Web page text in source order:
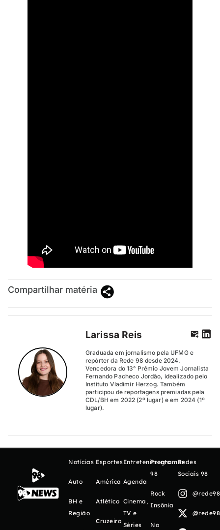
Compartilhar matéria
Larissa Reis
Graduada em jornalismo pela UFMG e
repórter da Rede 98 desde 2024.
Vencedora do 13° Prêmio Jovem Jornalista
Fernando Pacheco Jordão, idealizado pelo
Instituto Vladimir Herzog. Também
participou de reportagens premiadas pela
CDL/BH em 2022 (2º lugar) e em 2024 (1º
lugar).
Notícias
Auto
BH e
Região
Esportes
América
Atlético
Cruzeiro
Entretenimento
Agenda
Cinema,
TV e
Séries
Programas
98
Rock
Insônia
No
Redes
Sociais 98